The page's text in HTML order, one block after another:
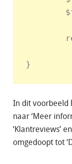
In dit voorbeeld
naar ‘Meer
‘Klantreviews’
omgedoopt tot